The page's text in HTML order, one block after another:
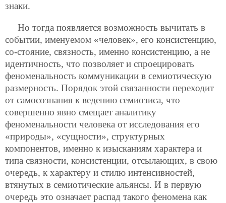
знаки.
Но тогда появляется возможность вычитать в
событии, именуемом «человек», его консистенцию,
со-стояние, связность, именно консистенцию, а не
идентичность, что позволяет и спроецировать
феноменальность коммуникации в семиотическую
размерность. Порядок этой связанности переходит
от самосознания к ведению семиозиса, что
совершенно явно смещает аналитику
феноменальности человека от исследования его
«природы», «сущности», структурных
компонентов, именно к изысканиям характера и
типа связности, консистенции, отсылающих, в свою
очередь, к характеру и стилю интенсивностей,
втянутых в семиотические альянсы. И в первую
очередь это означает распад такого феномена как